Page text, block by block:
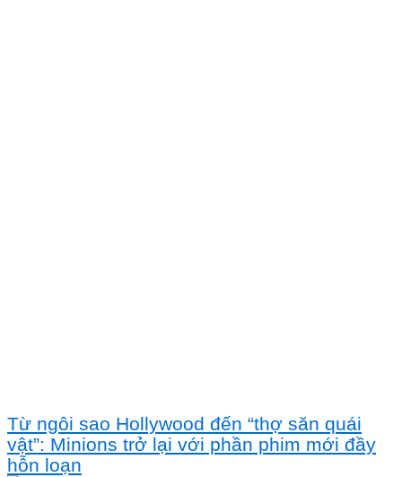
Từ ngôi sao Hollywood đến “thợ săn quái
vật”: Minions trở lại với phần phim mới đầy
hỗn loạn